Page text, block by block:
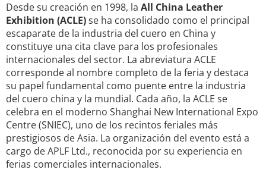
Desde su creación en 1998, la All China Leather
Exhibition (ACLE)se ha consolidado como el principal
escaparate de la industria del cuero en China y
constituye una cita clave para los profesionales
internacionales del sector. La abreviatura ACLE
corresponde al nombre completo de la feria y destaca
su papel fundamental como puente entre la industria
del cuero china y la mundial. Cada año, la ACLE se
celebra en el moderno Shanghai New International Expo
Centre (SNIEC), uno de los recintos feriales más
prestigiosos de Asia. La organización del evento está a
cargo de APLF Ltd., reconocida por su experiencia en
ferias comerciales internacionales.